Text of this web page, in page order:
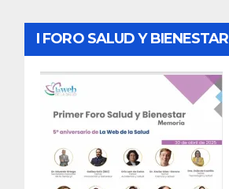
I FORO SALUD Y BIENESTAR